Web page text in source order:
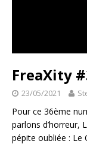
FreaXity
23/05/2021
Pour ce 36ème
parlons d’horreur,
pépite oubliée : Le